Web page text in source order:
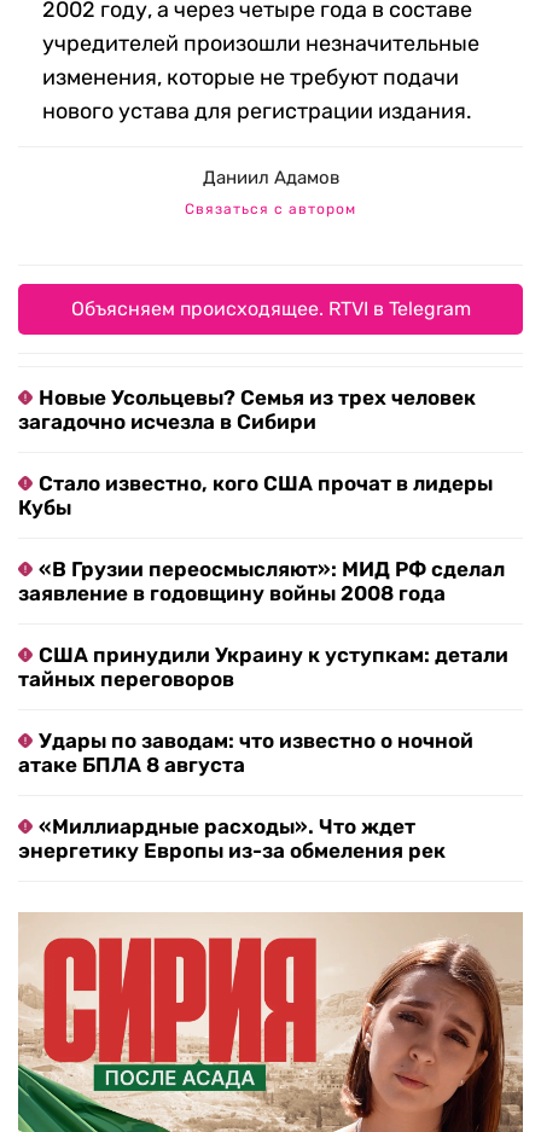
2002 году, а через четыре года в составе
учредителей произошли незначительные
изменения, которые не требуют подачи
нового устава для регистрации издания.
Даниил Адамов
Связаться с автором
Объясняем происходящее. RTVI в Telegram
Новые Усольцевы? Семья из трех человек
загадочно исчезла в Сибири
Стало известно, кого США прочат в лидеры
Кубы
«В Грузии переосмысляют»: МИД РФ сделал
заявление в годовщину войны 2008 года
США принудили Украину к уступкам: детали
тайных переговоров
Удары по заводам: что известно о ночной
атаке БПЛА 8 августа
«Миллиардные расходы». Что ждет
энергетику Европы из-за обмеления рек